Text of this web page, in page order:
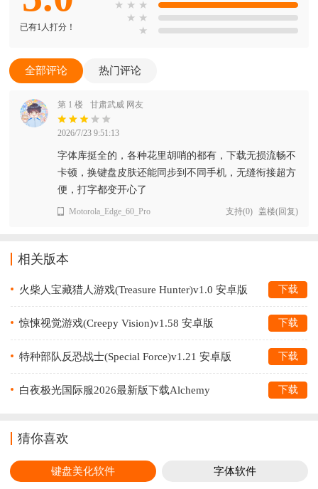
已有1人打分！
★ ★ ★
★ ★
★
全部评论 热门评论
第 1 楼 甘肃武威 网友
2026/7/23 9:51:13
字体库挺全的，各种花里胡哨的都有，下载无损流畅不
卡顿，换键盘皮肤还能同步到不同手机，无缝衔接超方
便，打字都变开心了
Motorola_Edge_60_Pro 支持(0) 盖楼(回复)
相关版本
火柴人宝藏猎人游戏(Treasure Hunter)v1.0 安卓版 下载
惊悚视觉游戏(Creepy Vision)v1.58 安卓版 下载
特种部队反恐战士(Special Force)v1.21 安卓版 下载
白夜极光国际服2026最新版下载Alchemy
下载
猜你喜欢
键盘美化软件 字体软件